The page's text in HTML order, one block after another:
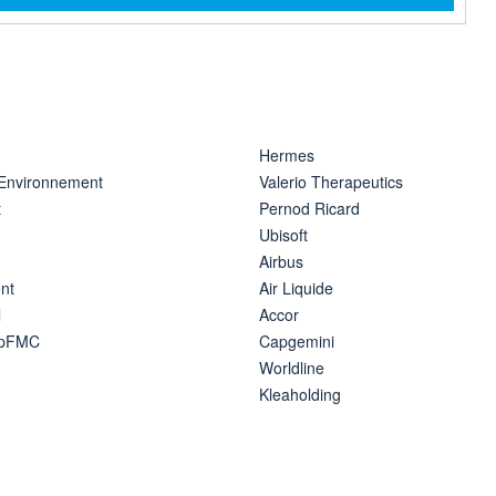
Hermes
Valerio Therapeutics
Pernod Ricard
Ubisoft
Airbus
Air Liquide
Accor
Capgemini
Worldline
Kleaholding